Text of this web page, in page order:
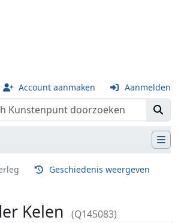
Account aanmaken Aanmelden
Geschiedenis weergeven
Kelen (Q145083)